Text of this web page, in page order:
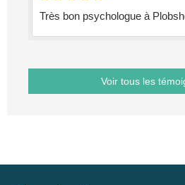
Très bon psychologue à
Voir tous les